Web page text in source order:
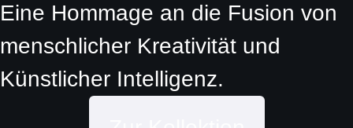
Eine Hommage an die Fusion von
menschlicher Kreativität und
Künstlicher Intelligenz.